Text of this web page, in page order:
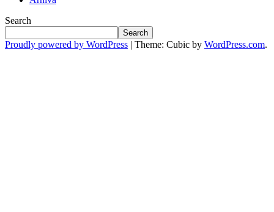
Search
Search
Proudly powered by WordPress Theme: Cubic by WordPress.com.